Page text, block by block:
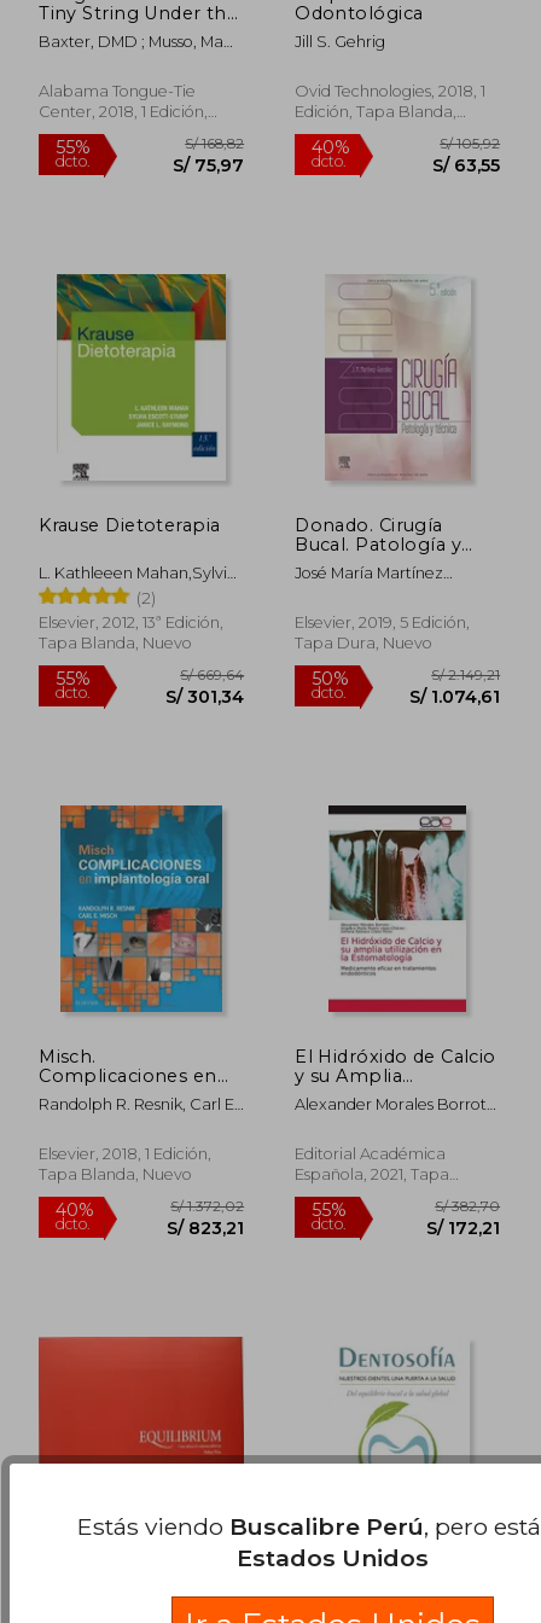
40% S/ 253,68 40%
dcto. S/
Tiny String Under the
Tongue Impacts
Nursing, Speech,
(en Inglés)
Baxter, DMD ; Musso, Ma
Slp
Alabama Tongue-Tie
Center, 2018, 1 Edición,
Tapa Blanda, Nuevo
S/ 75,97
Odontológica
Jill S. Gehrig
Ovid Technologies, 2018, 1
Edición, Tapa Blanda,
Nuevo
Krause Dietoterapia
L. Kathleeen Mahan,Sylvia
Escott-Stump,Janice L.
Raymond
(2)
Elsevier, 2012, 13ª Edición,
Tapa Blanda, Nuevo
Donado. Cirugía
Bucal. Patología y
técnica – 5ª Edición
José María Martínez
Elsevier, 2019, 5 Edición,
Tapa Dura, Nuevo
Misch.
Complicaciones en
implantología oral
Randolph R. Resnik, Carl E.
Elsevier, 2018, 1 Edición,
Tapa Blanda, Nuevo
El Hidróxido de Calcio
y su Amplia
Utilización en la
Estomatología:
en Tratamientos
Endodónticos
Alexander Morales Borroto;
Mar&Iacute;A Rivero
L&Oacute;Pez-
Ch&Aacute;Vez; Adriana
B&Aacute;Rbara Cristo
P&Eacute;Rez
Editorial Académica
Española, 2021, Tapa
Blanda, Nuevo
Estás viendo Buscalibre Perú, pero
Estados Unidos